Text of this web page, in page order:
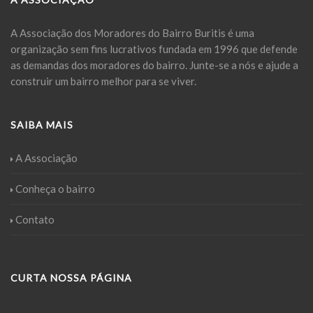
A Associação dos Moradores do Bairro Buritis é uma
organização sem fins lucrativos fundada em 1996 que defende
as demandas dos moradores do bairro. Junte-se a nós e ajude a
construir um bairro melhor para se viver.
SAIBA MAIS
A Associação
Conheça o bairro
Contato
CURTA NOSSA PÁGINA